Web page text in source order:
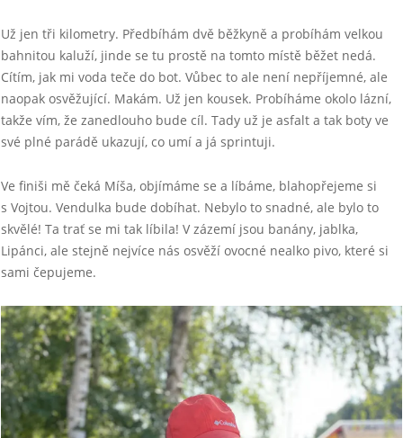
Už jen tři kilometry. Předbíhám dvě běžkyně a probíhám velkou
bahnitou kaluží, jinde se tu prostě na tomto místě běžet nedá.
Cítím, jak mi voda teče do bot. Vůbec to ale není nepříjemné, ale
naopak osvěžující. Makám. Už jen kousek. Probíháme okolo lázní,
takže vím, že zanedlouho bude cíl. Tady už je asfalt a tak boty ve
své plné parádě ukazují, co umí a já sprintuji.
Ve finiši mě čeká Míša, objímáme se a líbáme, blahopřejeme si
s Vojtou. Vendulka bude dobíhat. Nebylo to snadné, ale bylo to
skvělé! Ta trať se mi tak líbila! V zázemí jsou banány, jablka,
Lipánci, ale stejně nejvíce nás osvěží ovocné nealko pivo, které si
sami čepujeme.